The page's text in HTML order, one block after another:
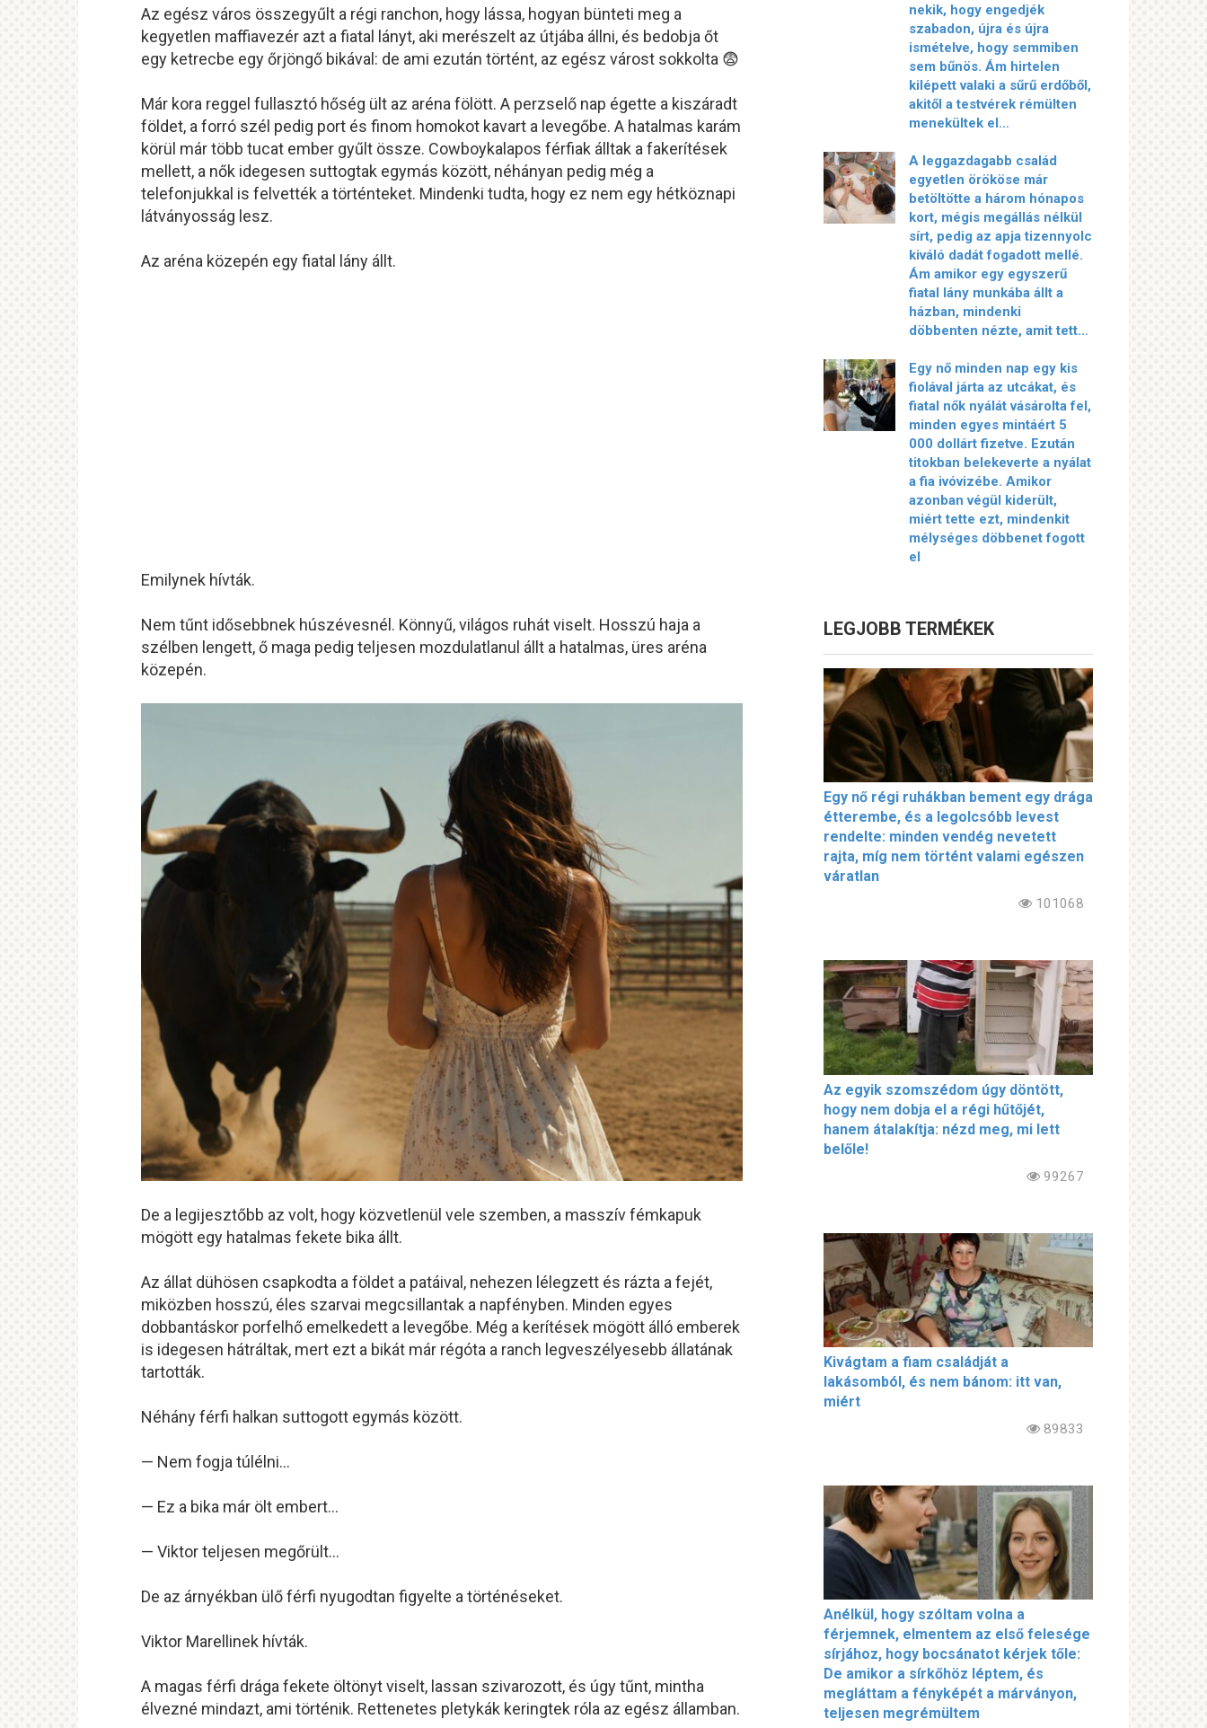
Az egész város összegyűlt a régi ranchon, hogy lássa, hogyan bünteti meg a
kegyetlen maffiavezér azt a fiatal lányt, aki merészelt az útjába állni, és bedobja őt
egy ketrecbe egy őrjöngő bikával: de ami ezután történt, az egész várost sokkolta 😨
Már kora reggel fullasztó hőség ült az aréna fölött. A perzselő nap égette a kiszáradt
földet, a forró szél pedig port és finom homokot kavart a levegőbe. A hatalmas karám
körül már több tucat ember gyűlt össze. Cowboykalapos férfiak álltak a fakerítések
mellett, a nők idegesen suttogtak egymás között, néhányan pedig még a
telefonjukkal is felvették a történteket. Mindenki tudta, hogy ez nem egy hétköznapi
látványosság lesz.
Az aréna közepén egy fiatal lány állt.
Emilynek hívták.
Nem tűnt idősebbnek húszévesnél. Könnyű, világos ruhát viselt. Hosszú haja a
szélben lengett, ő maga pedig teljesen mozdulatlanul állt a hatalmas, üres aréna
közepén.
De a legijesztőbb az volt, hogy közvetlenül vele szemben, a masszív fémkapuk
mögött egy hatalmas fekete bika állt.
Az állat dühösen csapkodta a földet a patáival, nehezen lélegzett és rázta a fejét,
miközben hosszú, éles szarvai megcsillantak a napfényben. Minden egyes
dobbantáskor porfelhő emelkedett a levegőbe. Még a kerítések mögött álló emberek
is idegesen hátráltak, mert ezt a bikát már régóta a ranch legveszélyesebb állatának
tartották.
Néhány férfi halkan suttogott egymás között.
— Nem fogja túlélni…
— Ez a bika már ölt embert…
— Viktor teljesen megőrült…
De az árnyékban ülő férfi nyugodtan figyelte a történéseket.
Viktor Marellinek hívták.
A magas férfi drága fekete öltönyt viselt, lassan szivarozott, és úgy tűnt, mintha
élvezné mindazt, ami történik. Rettenetes pletykák keringtek róla az egész államban.
nekik, hogy engedjék
szabadon, újra és újra
ismételve, hogy semmiben
sem bűnös. Ám hirtelen
kilépett valaki a sűrű erdőből,
akitől a testvérek rémülten
menekültek el…
A leggazdagabb család
egyetlen örököse már
betöltötte a három hónapos
kort, mégis megállás nélkül
sírt, pedig az apja tizennyolc
kiváló dadát fogadott mellé.
Ám amikor egy egyszerű
fiatal lány munkába állt a
házban, mindenki
döbbenten nézte, amit tett…
Egy nő minden nap egy kis
fiolával járta az utcákat, és
fiatal nők nyálát vásárolta fel,
minden egyes mintáért 5
000 dollárt fizetve. Ezután
titokban belekeverte a nyálat
a fia ivóvizébe. Amikor
azonban végül kiderült,
miért tette ezt, mindenkit
mélységes döbbenet fogott
el
LEGJOBB TERMÉKEK
Egy nő régi ruhákban bement egy drága
étterembe, és a legolcsóbb levest
rendelte: minden vendég nevetett
rajta, míg nem történt valami egészen
váratlan
101068
Az egyik szomszédom úgy döntött,
hogy nem dobja el a régi hűtőjét,
hanem átalakítja: nézd meg, mi lett
belőle!
99267
Kivágtam a fiam családját a
lakásomból, és nem bánom: itt van,
miért
89833
Anélkül, hogy szóltam volna a
férjemnek, elmentem az első felesége
sírjához, hogy bocsánatot kérjek tőle:
De amikor a sírkőhöz léptem, és
megláttam a fényképét a márványon,
teljesen megrémültem